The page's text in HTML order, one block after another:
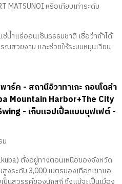
MATSUNOI หรือเทียบเท่าระดับ
น้ำแร่ออนเซ็นธรรมชาติ เชื่อว่าถ้าได้
ณสวยงาม และช่วยให้ระบบหมุนเวียน
าร์ค - สถานีอิวาทาเกะ กอนโดล่า
Mountain Harbor+The City
- เก็บแอปเปิ้ลแบบบุฟเฟต์ -
ม
ตั้งอยู่ทางตอนเหนือของจังหวัด
งระดับ 3,000 เมตรของเทือกเขาแอ